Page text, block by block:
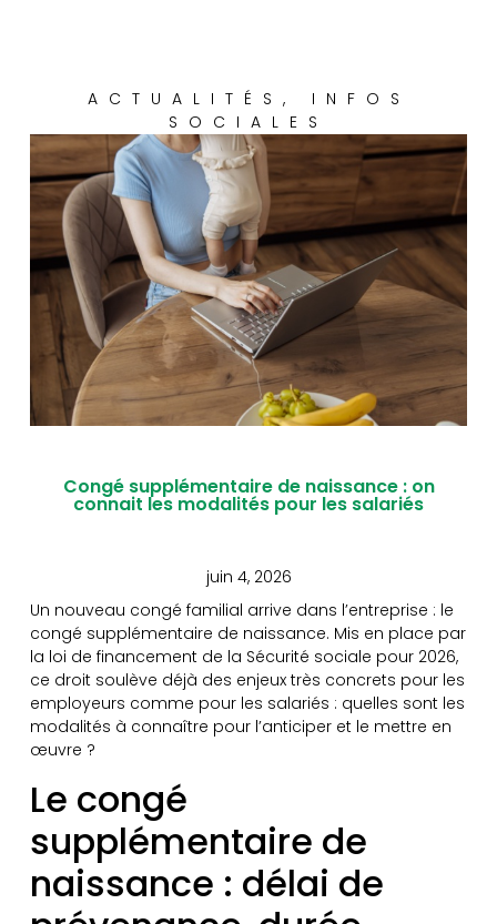
ACTUALITÉS , INFOS
SOCIALES
Congé supplémentaire de naissance : on
connait les modalités pour les salariés
juin 4, 2026
Un nouveau congé familial arrive dans l’entreprise : le
congé supplémentaire de naissance. Mis en place par
la loi de financement de la Sécurité sociale pour 2026,
ce droit soulève déjà des enjeux très concrets pour les
employeurs comme pour les salariés : quelles sont les
modalités à connaître pour l’anticiper et le mettre en
œuvre ?
Le congé
supplémentaire de
naissance : délai de